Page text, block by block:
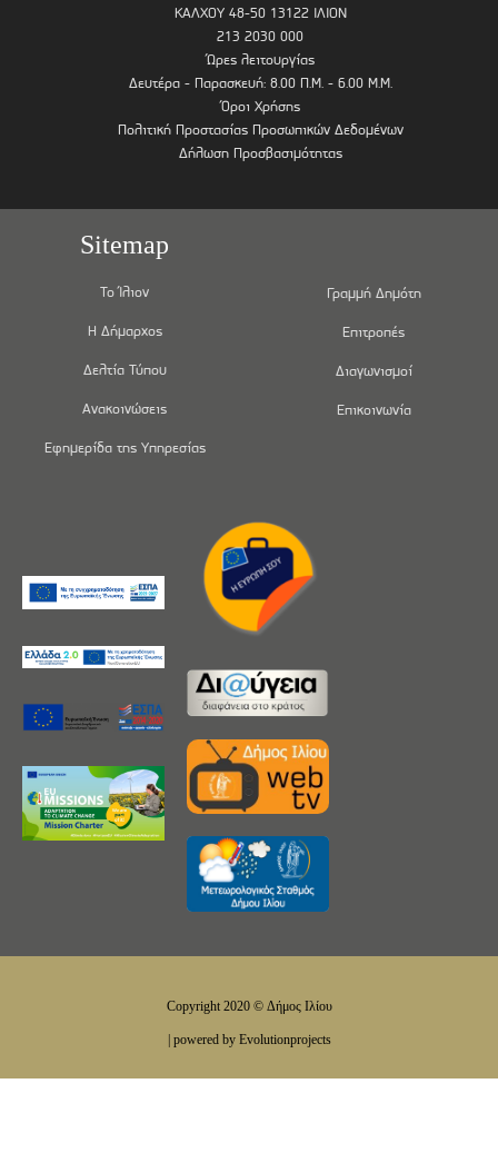
ΚΑΛΧΟΥ 48-50 13122 ΙΛΙΟΝ
213 2030 000
Ώρες λειτουργίας
Δευτέρα - Παρασκευή: 8.00 Π.Μ. - 6.00 Μ.Μ.
Όροι Χρήσης
Πολιτική Προστασίας Προσωπικών Δεδομένων
Δήλωση Προσβασιμότητας
Sitemap
Το Ίλιον
Η Δήμαρχος
Δελτία Τύπου
Ανακοινώσεις
Εφημερίδα της Υπηρεσίας
Γραμμή Δημότη
Επιτροπές
Διαγωνισμοί
Επικοινωνία
Copyright 2020 © Δήμος Ιλίου
| powered by Evolutionprojects